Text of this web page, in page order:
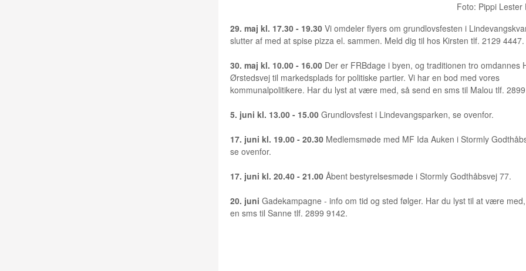
Foto: Pippi Lester
29. maj kl. 17.30 - 19.30 Vi omdeler flyers om grundlovsfesten i
slutter af med at spise pizza el. sammen. Meld dig til hos Kirsten tlf. 2129 4447.
30. maj kl. 10.00 - 16.00 Der er FRBdage i byen, og traditionen tro omdannes
Ørstedsvej til markedsplads for politiske partier. Vi har en bod med vores
kommunalpolitikere. Har du lyst at være med, så send en sms til Malou tlf.
5. juni kl. 13.00 - 15.00 Grundlovsfest i Lindevangsparken, se ovenfor.
17. juni kl. 19.00 - 20.30 Medlemsmøde med MF Ida Auken i Stormly
se ovenfor.
17. juni kl. 20.40 - 21.00 Åbent bestyrelsesmøde i Stormly Godthåbsvej 77.
20. juni Gadekampagne - info om tid og sted følger. Har du lyst til at være
en sms til Sanne tlf. 2899 9142.